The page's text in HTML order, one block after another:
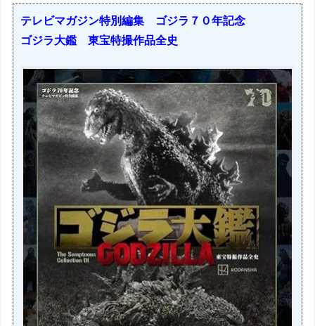
テレビマガジン特別編集 ゴジラ７０年記念
ゴジラ大鑑 東宝特撮作品全史